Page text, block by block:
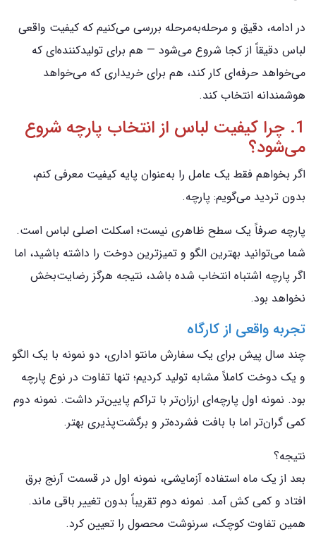
در ادامه، دقیق و مرحله‌به‌مرحله بررسی می‌کنیم که کیفیت واقعی
لباس دقیقاً از کجا شروع می‌شود — هم برای تولیدکننده‌ای که
می‌خواهد حرفه‌ای کار کند، هم برای خریداری که می‌خواهد
هوشمندانه انتخاب کند.
1. چرا کیفیت لباس از انتخاب پارچه شروع
می‌شود؟
اگر بخواهم فقط یک عامل را به‌عنوان پایه کیفیت معرفی کنم،
بدون تردید می‌گویم: پارچه.
پارچه صرفاً یک سطح ظاهری نیست؛ اسکلت اصلی لباس است.
شما می‌توانید بهترین الگو و تمیزترین دوخت را داشته باشید، اما
اگر پارچه اشتباه انتخاب شده باشد، نتیجه هرگز رضایت‌بخش
نخواهد بود.
تجربه واقعی از کارگاه
چند سال پیش برای یک سفارش مانتو اداری، دو نمونه با یک الگو
و یک دوخت کاملاً مشابه تولید کردیم؛ تنها تفاوت در نوع پارچه
بود. نمونه اول پارچه‌ای ارزان‌تر با تراکم پایین‌تر داشت. نمونه دوم
کمی گران‌تر اما با بافت فشرده‌تر و برگشت‌پذیری بهتر.
نتیجه؟
بعد از یک ماه استفاده آزمایشی، نمونه اول در قسمت آرنج برق
افتاد و کمی کش آمد. نمونه دوم تقریباً بدون تغییر باقی ماند.
همین تفاوت کوچک، سرنوشت محصول را تعیین کرد.